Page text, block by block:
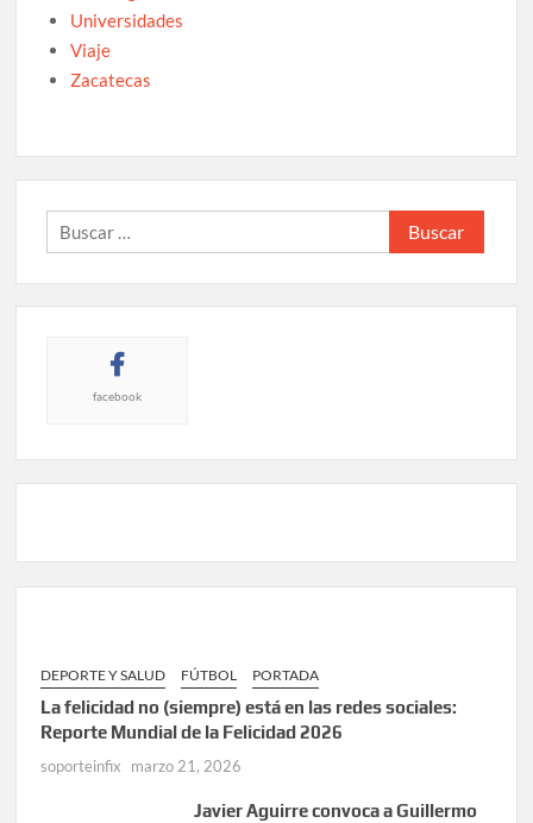
Universidades
Viaje
Zacatecas
Buscar:
facebook
DEPORTE Y SALUD FÚTBOL PORTADA
La felicidad no (siempre) está en las redes sociales:
Reporte Mundial de la Felicidad 2026
soporteinfix marzo 21, 2026
Javier Aguirre convoca a Guillermo